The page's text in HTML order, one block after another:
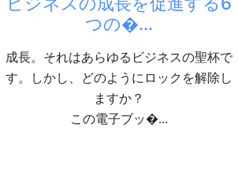
つの�...
成長。それはあらゆるビジネスの聖杯で
す。しかし、どのようにロックを解除し
ますか？
この電子ブッ�...